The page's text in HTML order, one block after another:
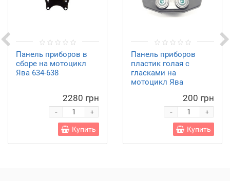
Панель приборов в
сборе на мотоцикл
Ява 634-638
2280 грн
+
-
Купить
Панель приборов
пластик голая с
гласками на
мотоцикл Ява
200 грн
+
-
Купить